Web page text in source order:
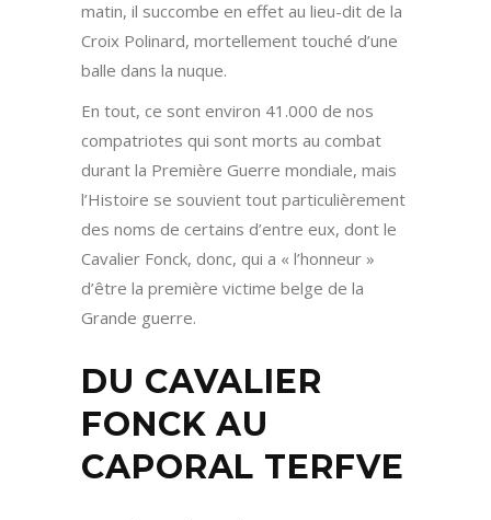
matin, il succombe en effet au lieu-dit de la
Croix Polinard, mortellement touché d’une
balle dans la nuque.
En tout, ce sont environ 41.000 de nos
compatriotes qui sont morts au combat
durant la Première Guerre mondiale, mais
l’Histoire se souvient tout particulièrement
des noms de certains d’entre eux, dont le
Cavalier Fonck, donc, qui a « l’honneur »
d’être la première victime belge de la
Grande guerre.
DU CAVALIER
FONCK AU
CAPORAL TERFVE